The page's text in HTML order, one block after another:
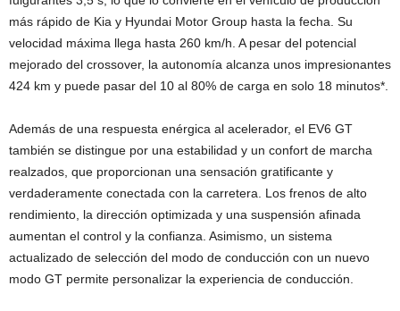
más rápido de Kia y Hyundai Motor Group hasta la fecha. Su
velocidad máxima llega hasta 260 km/h. A pesar del potencial
mejorado del crossover, la autonomía alcanza unos impresionantes
424 km y puede pasar del 10 al 80% de carga en solo 18 minutos*.
Además de una respuesta enérgica al acelerador, el EV6 GT
también se distingue por una estabilidad y un confort de marcha
realzados, que proporcionan una sensación gratificante y
verdaderamente conectada con la carretera. Los frenos de alto
rendimiento, la dirección optimizada y una suspensión afinada
aumentan el control y la confianza. Asimismo, un sistema
actualizado de selección del modo de conducción con un nuevo
modo GT permite personalizar la experiencia de conducción.